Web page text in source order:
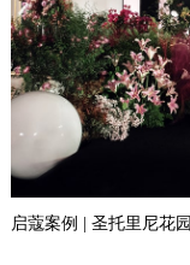
启蔻案例 | 圣托里尼花园